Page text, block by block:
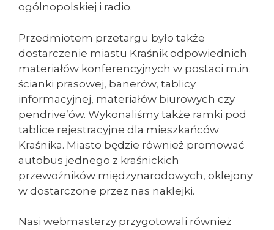
ogólnopolskiej i radio.
Przedmiotem przetargu było także
dostarczenie miastu Kraśnik odpowiednich
materiałów konferencyjnych w postaci m.in.
ścianki prasowej, banerów, tablicy
informacyjnej, materiałów biurowych czy
pendrive’ów. Wykonaliśmy także ramki pod
tablice rejestracyjne dla mieszkańców
Kraśnika. Miasto będzie również promować
autobus jednego z kraśnickich
przewoźników międzynarodowych, oklejony
w dostarczone przez nas naklejki.
Nasi webmasterzy przygotowali również